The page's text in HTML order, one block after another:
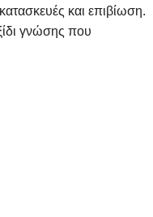
και επιβίωση.
γνώσης που